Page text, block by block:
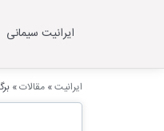
ایرانیت سیمانی
ایرانیت» مقالات»